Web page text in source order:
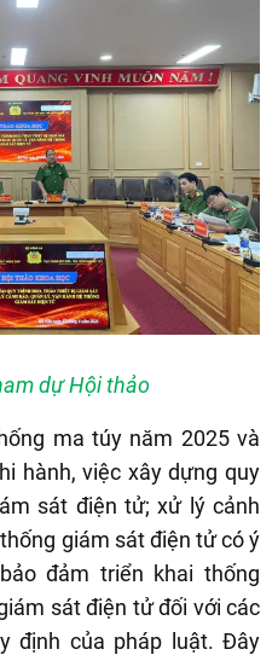
dự Hội thảo
ma túy năm 2025 và
hành, việc xây dựng quy
sát điện tử; xử lý cảnh
giám sát điện tử có ý
đảm triển khai thống
sát điện tử đối với các
định của pháp luật. Đây